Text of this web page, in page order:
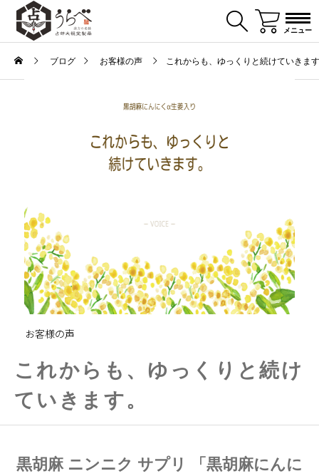
メニュー
ブログ お客様の声 これからも、ゆっくりと続けていきま
お客様の声
これからも、ゆっくりと続け
ていきます。
黒胡麻 ニンニク サプリ 「黒胡麻にんに